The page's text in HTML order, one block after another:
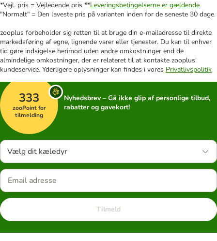
*Vejl. pris = Vejledende pris **Leveringsbetingelserne er gældende
"Normalt" = Den laveste pris på varianten inden for de seneste 30 dage.
zooplus forbeholder sig retten til at bruge din e-mailadresse til direkte
markedsføring af egne, lignende varer eller tjenester. Du kan til enhver
tid gøre indsigelse herimod uden andre omkostninger end de
almindelige omkostninger, der er relateret til at kontakte zooplus'
kundeservice. Yderligere oplysninger kan findes i vores Privatlivspolitik
333
zooPoint for
tilmelding
Nyhedsbrev – Gå ikke glip af personlige tilbud,
rabatter og gavekort!
Vælg dit kæledyr
Tilmeld